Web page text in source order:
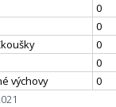
0
0
0
0
výchovy
0